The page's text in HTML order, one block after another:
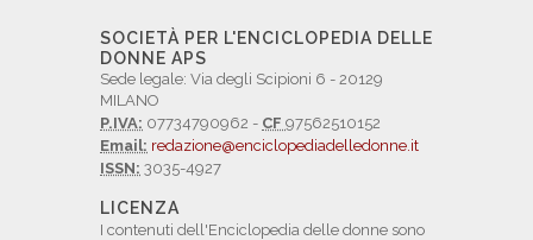
SOCIETÀ PER L'ENCICLOPEDIA DELLE
DONNE APS
Sede legale: Via degli Scipioni 6 - 20129
MILANO
P.IVA: 07734790962 - CF 97562510152
Email: redazione@enciclopediadelledonne.it
ISSN: 3035-4927
LICENZA
I contenuti dell'Enciclopedia delle donne sono